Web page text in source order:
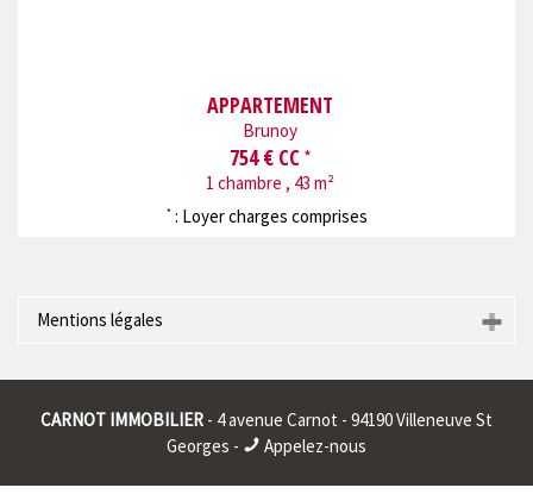
APPARTEMENT
Brunoy
754 € CC *
1 chambre , 43 m²
* : Loyer charges comprises
Mentions légales
* : information non renseignée
CARNOT IMMOBILIER - 4 avenue Carnot - 94190 Villeneuve St
Georges -
Appelez-nous